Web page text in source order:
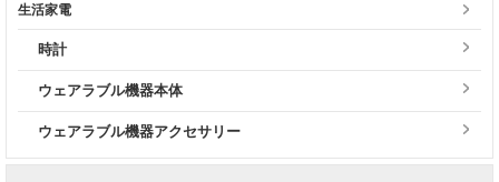
生活家電
時計
ウェアラブル機器本体
ウェアラブル機器アクセサリー